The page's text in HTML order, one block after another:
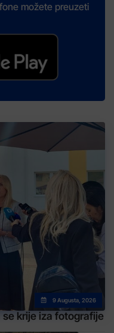
možete preuzeti
9 Augusta, 2026
krije iza fotografije